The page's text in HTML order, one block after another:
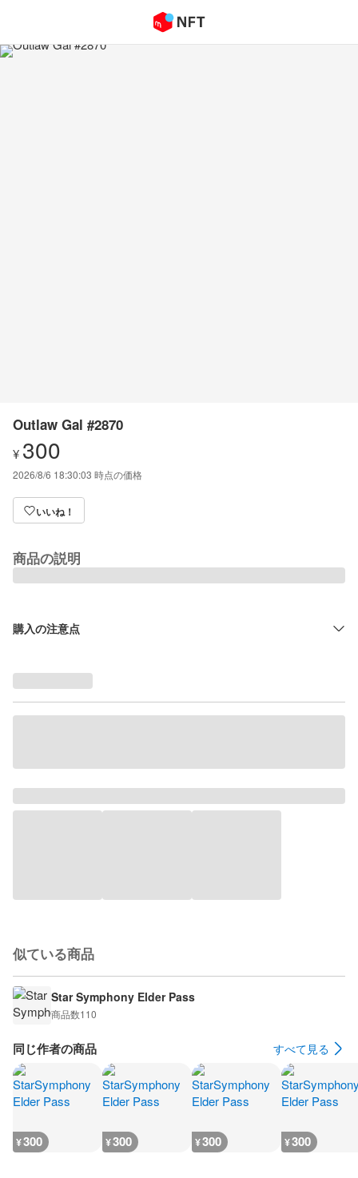
Outlaw Gal #2870
¥ 300
2026/8/6 18:30:03 時点の価格
いいね！
商品の説明
購入の注意点
似ている商品
Star Symphony Elder Pass
商品数110
同じ作者の商品 すべて見る
¥300 ¥300 ¥300 ¥300